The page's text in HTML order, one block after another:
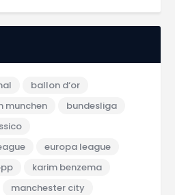
ballon d‘or
munchen
bundesliga
europa league
karim benzema
manchester city